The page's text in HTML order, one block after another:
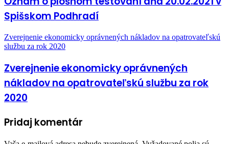
Spišskom Podhradí
Zverejnenie ekonomicky oprávnených nákladov na opatrovateľskú
službu za rok 2020
Zverejnenie ekonomicky oprávnených
nákladov na opatrovateľskú službu za rok
2020
Pridaj komentár